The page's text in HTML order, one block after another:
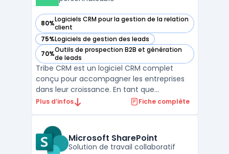
80%Logiciels CRM pour la gestion de la relation
client
— voir Tribe CRM dans cette catégorie
75%Logiciels de gestion des leads
— voir Tribe CRM dans cette catégorie
70%Outils de prospection B2B et génération
de leads
— voir Tribe CRM dans cette catégorie
Tribe CRM est un logiciel CRM complet
conçu pour accompagner les entreprises
dans leur croissance. En tant que
plateforme CRM tout-en-un, il offre une
service client. Grâce à son approche crm
no-code, les utilisate ...
Plus d’infos Fiche complète
Microsoft SharePoint
Solution de travail collaboratif